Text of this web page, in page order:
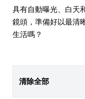
具有自動曝光、白天
鏡頭，準備好以最清
生活嗎？
清除全部